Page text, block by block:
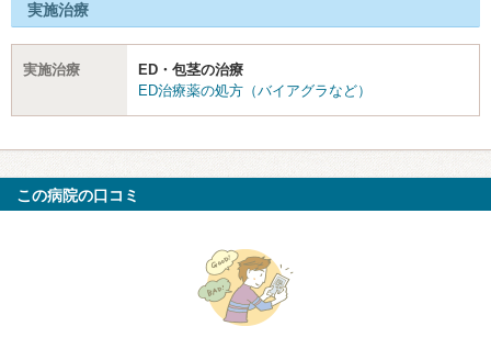
実施治療
実施治療
ED・包茎の治療
ED治療薬の処方（バイアグラなど）
この病院の口コミ